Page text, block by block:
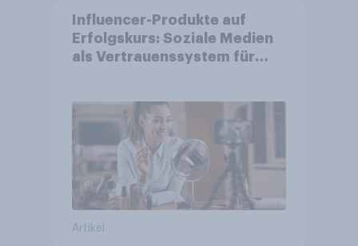
Influencer-Produkte auf
Erfolgskurs: Soziale Medien
als Vertrauenssystem für
Artikel